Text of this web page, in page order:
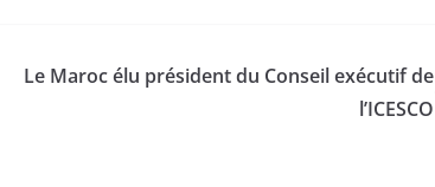
Le Maroc élu président du Conseil exécutif de
l’ICESCO